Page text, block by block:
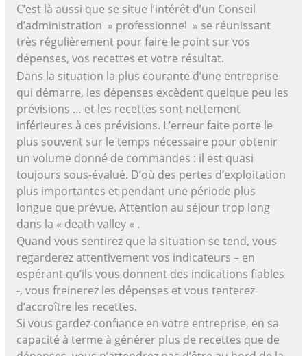
C’est là aussi que se situe l’intérêt d’un Conseil
d’administration » professionnel » se réunissant
très régulièrement pour faire le point sur vos
dépenses, vos recettes et votre résultat.
Dans la situation la plus courante d’une entreprise
qui démarre, les dépenses excèdent quelque peu les
prévisions … et les recettes sont nettement
inférieures à ces prévisions. L’erreur faite porte le
plus souvent sur le temps nécessaire pour obtenir
un volume donné de commandes : il est quasi
toujours sous-évalué. D’où des pertes d’exploitation
plus importantes et pendant une période plus
longue que prévue. Attention au séjour trop long
dans la « death valley « .
Quand vous sentirez que la situation se tend, vous
regarderez attentivement vos indicateurs – en
espérant qu’ils vous donnent des indications fiables
-, vous freinerez les dépenses et vous tenterez
d’accroître les recettes.
Si vous gardez confiance en votre entreprise, en sa
capacité à terme à générer plus de recettes que de